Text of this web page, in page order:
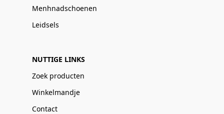
Menhnadschoenen
Leidsels
NUTTIGE LINKS
Zoek producten
Winkelmandje
Contact